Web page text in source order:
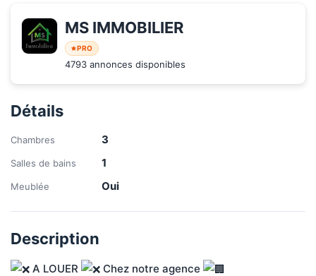
MS IMMOBILIER
PRO
4793 annonces disponibles
Détails
Chambres 3
Salles de bains 1
Meublée Oui
Description
A LOUER
Chez notre agence